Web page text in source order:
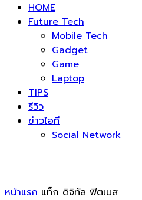
HOME
Future Tech
Mobile Tech
Gadget
Game
Laptop
TIPS
รีวิว
ข่าวไอที
Social Network
หน้าแรก แท็ก ดิจิทัล ฟิตเนส